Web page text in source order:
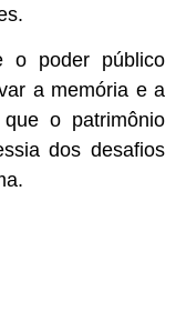
o poder público
a memória e a
que o patrimônio
dos desafios